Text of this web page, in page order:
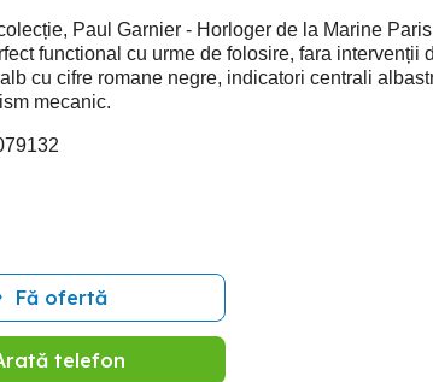
Paul Garnier - Horloger de la Marine
functional cu urme de folosire, fara intervenții
cu cifre romane negre, indicatori centrali
mecanic.
Fă ofertă
telefon